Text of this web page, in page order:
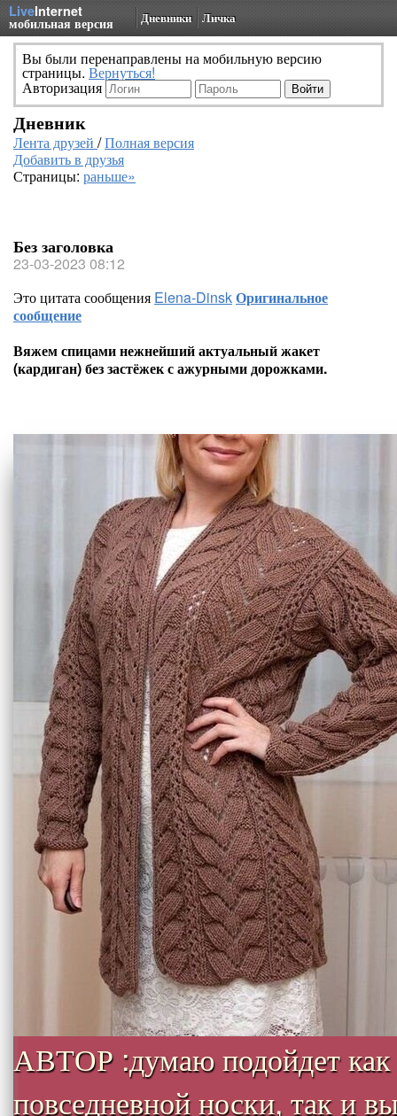
LiveInternet
мобильная версия Дневники Личка
Вы были перенаправлены на мобильную версию
страницы. Вернуться!
Авторизация
Дневник
Лента друзей /Полная версия
Добавить в друзья
Страницы: раньше»
Без заголовка
23-03-2023 08:12
Это цитата сообщения Elena-DinskОригинальное
сообщение
Вяжем спицами нежнейший актуальный жакет
(кардиган) без застёжек с ажурными дорожками.
АВТОР :думаю подойдет как
повседневной носки, так и